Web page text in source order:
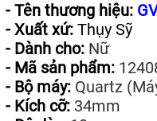
- Tên thương hiệu:
- Xuất xứ: Thụy Sỹ
- Dành cho:Nữ
- Mã sản phẩm:
- Bộ máy:Quartz
- Kích cỡ:34mm